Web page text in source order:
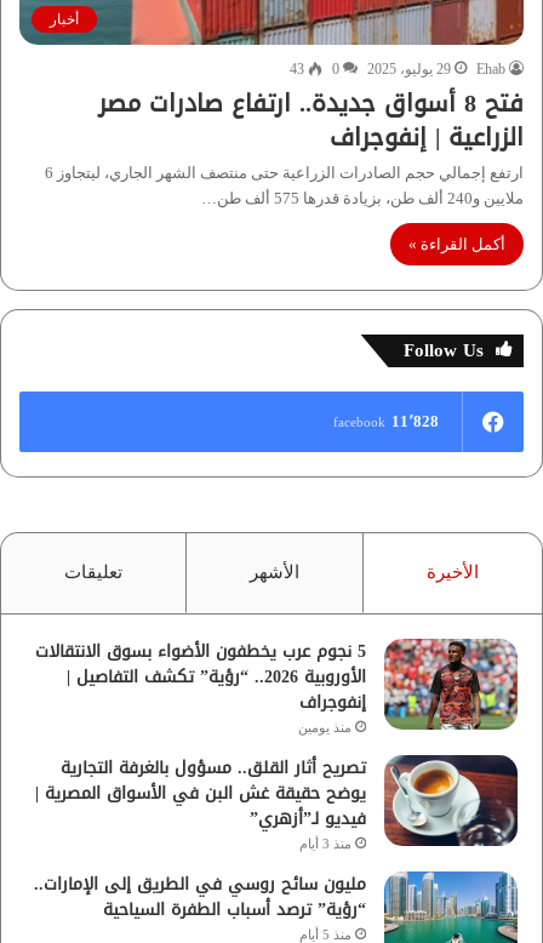
أخبار
Ehab 29 يوليو، 2025 0
43
فتح 8 أسواق جديدة.. ارتفاع صادرات مصر
الزراعية | إنفوجراف
ارتفع إجمالي حجم الصادرات الزراعية حتى منتصف الشهر الجاري، ليتجاوز 6
ملايين و240 ألف طن، بزيادة قدرها 575 ألف طن…
أكمل القراءة »
Follow Us
11٬828 facebook
الأخيرة الأشهر تعليقات
5 نجوم عرب يخطفون الأضواء بسوق الانتقالات
الأوروبية 2026.. “رؤية” تكشف التفاصيل |
إنفوجراف
منذ يومين
تصريح أثار القلق.. مسؤول بالغرفة التجارية
يوضح حقيقة غش البن في الأسواق المصرية |
فيديو لـ”أزهري”
منذ 3 أيام
مليون سائح روسي في الطريق إلى الإمارات..
“رؤية” ترصد أسباب الطفرة السياحية
منذ 5 أيام